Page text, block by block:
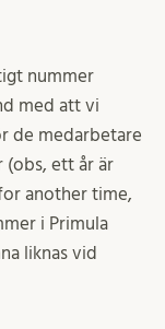
nummer
med att vi
de medarbetare
(obs, ett år är
another time,
i Primula
liknas vid